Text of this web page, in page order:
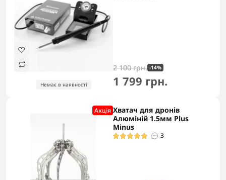
Немає в наявності
2 100 грн. -14%
1 799 грн.
Акцiя Хватач для дронів
Алюміній 1.5мм Plus
Minus
3